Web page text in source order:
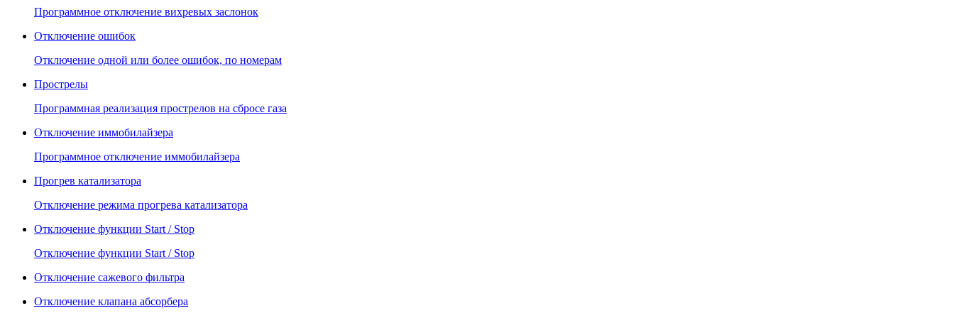
Программное отключение вихревых заслонок
Отключение ошибок
Отключение одной или более ошибок, по номерам
Прострелы
Программная реализация прострелов на сбросе газа
Отключение иммобилайзера
Программное отключение иммобилайзера
Прогрев катализатора
Отключение режима прогрева катализатора
Отключение функции Start / Stop
Отключение функции Start / Stop
Отключение сажевого фильтра
Отключение клапана абсорбера